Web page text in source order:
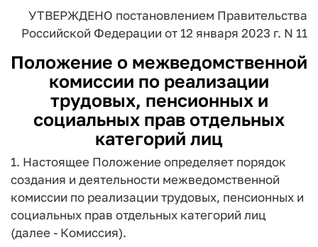
УТВЕРЖДЕНО постановлением Правительства
Российской Федерации от 12 января 2023 г. N 11
Положение о межведомственной
комиссии по реализации
трудовых, пенсионных и
социальных прав отдельных
категорий лиц
1. Настоящее Положение определяет порядок
создания и деятельности межведомственной
комиссии по реализации трудовых, пенсионных и
социальных прав отдельных категорий лиц
(далее - Комиссия).